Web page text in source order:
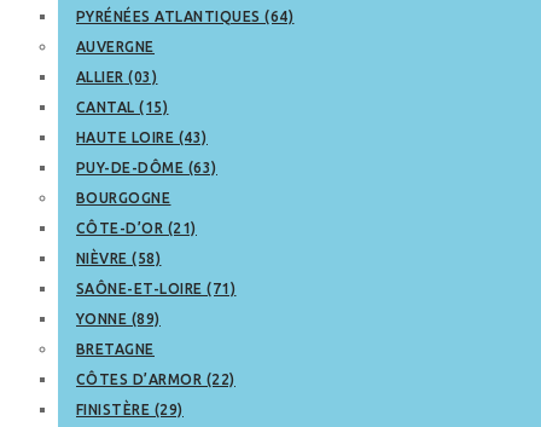
PYRÉNÉES ATLANTIQUES (64)
AUVERGNE
ALLIER (03)
CANTAL (15)
HAUTE LOIRE (43)
PUY-DE-DÔME (63)
BOURGOGNE
CÔTE-D’OR (21)
NIÈVRE (58)
SAÔNE-ET-LOIRE (71)
YONNE (89)
BRETAGNE
CÔTES D’ARMOR (22)
FINISTÈRE (29)